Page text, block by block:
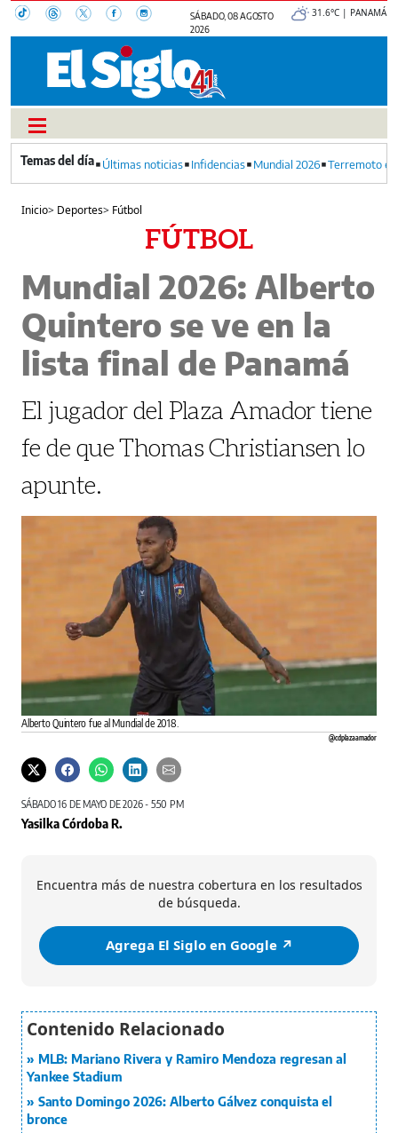
SÁBADO, 08 AGOSTO
2026
31.6°C | PANAMÁ
Últimas noticias Infidencias Mundial 2026 Terremoto
Inicio> Deportes> Fútbol
FÚTBOL
Mundial 2026: Alberto
Quintero se ve en la
lista final de Panamá
El jugador del Plaza Amador tiene
fe de que Thomas Christiansen lo
apunte.
Alberto Quintero fue al Mundial de 2018.
@cdplazaamador
SÁBADO 16 DE MAYO DE 2026 - 5:50 PM
Yasilka Córdoba R.
Encuentra más de nuestra cobertura en los resultados
de búsqueda.
Agrega El Siglo en Google ↗️
MLB: Mariano Rivera y Ramiro Mendoza regresan al
Yankee Stadium
Santo Domingo 2026: Alberto Gálvez conquista el
bronce